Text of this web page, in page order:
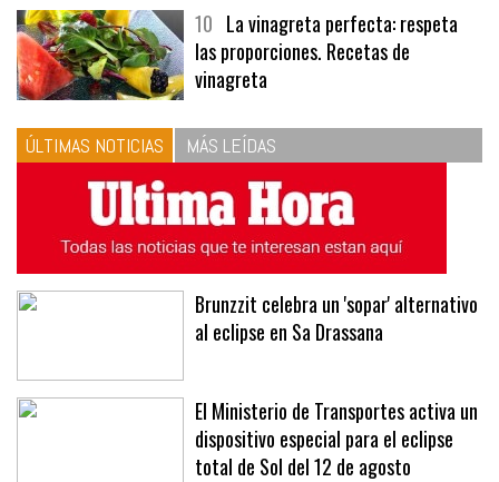
10 La vinagreta perfecta: respeta
las proporciones. Recetas de
vinagreta
ÚLTIMAS NOTICIAS MÁS LEÍDAS
Brunzzit celebra un 'sopar' alternativo
al eclipse en Sa Drassana
El Ministerio de Transportes activa un
dispositivo especial para el eclipse
total de Sol del 12 de agosto